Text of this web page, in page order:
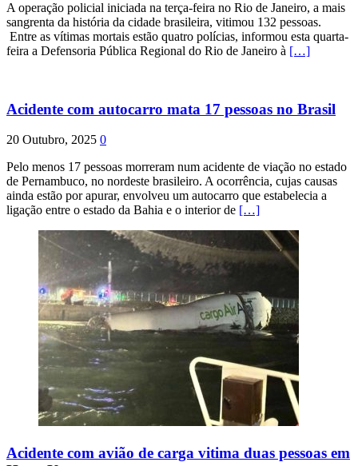
A operação policial iniciada na terça-feira no Rio de Janeiro, a mais
sangrenta da história da cidade brasileira, vitimou 132 pessoas.
Entre as vítimas mortais estão quatro polícias, informou esta quarta-
feira a Defensoria Pública Regional do Rio de Janeiro à […]
Acidente com autocarro mata 17 pessoas no Brasil
20 Outubro, 2025 0
Pelo menos 17 pessoas morreram num acidente de viação no estado
de Pernambuco, no nordeste brasileiro. A ocorrência, cujas causas
ainda estão por apurar, envolveu um autocarro que estabelecia a
ligação entre o estado da Bahia e o interior de […]
Acidente com avião de carga vitima duas pessoas em